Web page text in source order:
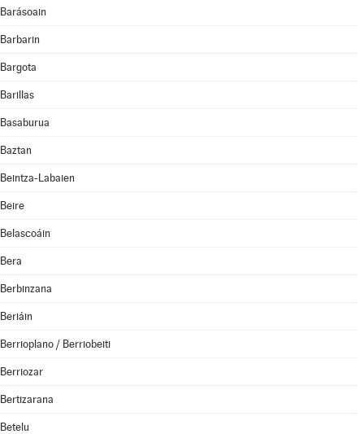
Barásoain
Barbarin
Bargota
Barillas
Basaburua
Baztan
Beintza-Labaien
Beire
Belascoáin
Bera
Berbinzana
Beriáin
Berrioplano / Berriobeiti
Berriozar
Bertizarana
Betelu